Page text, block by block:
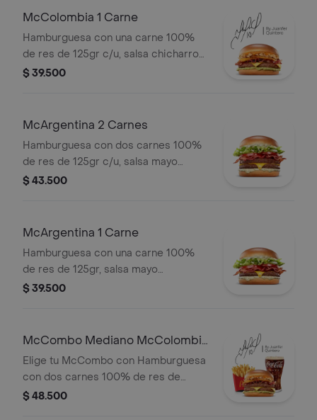
McColombia 1 Carne
Hamburguesa con una carne 100%
de res de 125gr c/u, salsa chicharron,
cebolla crispy, tajada de platano,
$ 39.500
McArgentina 2 Carnes
Hamburguesa con dos carnes 100%
de res de 125gr c/u, salsa mayo
chimichurri, cebolla fresca, lechuga,
$ 43.500
McArgentina 1 Carne
Hamburguesa con una carne 100%
de res de 125gr, salsa mayo
chimichurri, cebolla fresca, lechuga,
$ 39.500
McCombo Mediano McColombia
2 Carnes
Elige tu McCombo con Hamburguesa
con dos carnes 100% de res de
125gr c/u, salsa chicharron, cebolla
$ 48.500